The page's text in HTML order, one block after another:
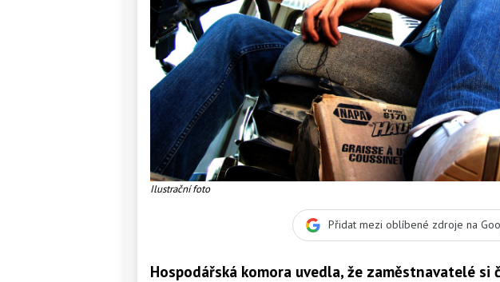
Ilustrační foto
Přidat mezi oblíbené zdroje na
Hospodářská komora uvedla, že zaměstnavatelé